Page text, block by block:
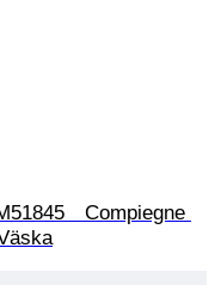
　Compiegne